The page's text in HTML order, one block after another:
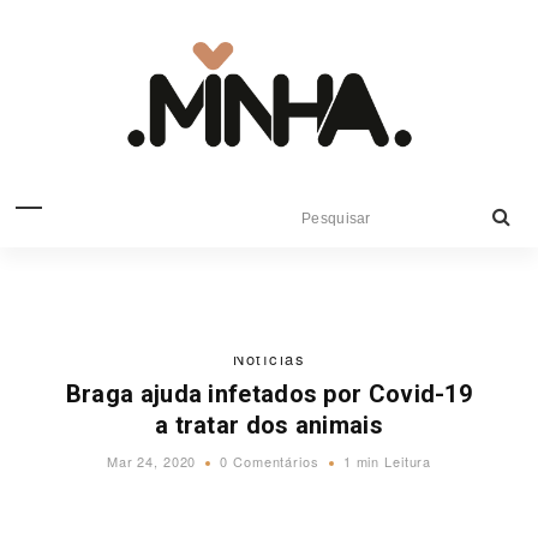
Notícias
Braga ajuda infetados por Covid-19
a tratar dos animais
Mar 24, 2020 0 Comentários 1 min Leitura